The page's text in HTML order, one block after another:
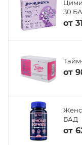
30
от
от
БАД
от